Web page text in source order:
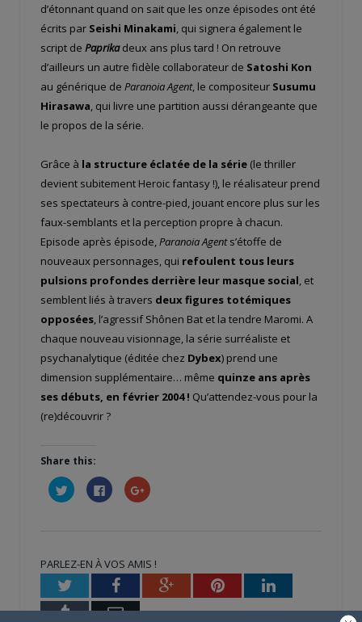
d’étonnant quand on sait que les onze épisodes ont été
écrits par Seishi Minakami , qui signera également le
script de Paprikadeux ans plus tard ! On retrouve
d’ailleurs un autre fidèle collaborateur de Satoshi Kon
au générique de Paranoia Agent, le compositeur Susumu
Hirasawa , qui livre une partition aussi dérangeante que
le propos de la série.
Grâce à la structure éclatée de la série (le thriller
devient subitement Heroic fantasy !), le réalisateur prend
ses spectateurs à contre-pied, jouant encore plus sur les
faux-semblants et la perception propre à chacun.
Episode après épisode,Paranoia Agents’étoffe de
nouveaux personnages, qui refoulent tous leurs
pulsions profondes derrière leur masque social, et
semblent liés à travers deux figures totémiques
opposées, l’agressif Shônen Bat et la tendre Maromi. A
chaque nouveau visionnage, la série surréaliste et
psychanalytique (éditée chez Dybex) prend une
dimension supplémentaire… même quinze ans après
ses débuts, en février 2004 ! Qu’attendez-vous pour la
(re)découvrir ?
Share this:
Cliquez
pour
partager
fenêtre)
Cliquez
pour
partager
fenêtre)
Cliquez
pour
nouvelle
fenêtre)
PARLEZ-EN À VOS AMIS !
TwitterFacebookGoogle+PinterestLinkedIn
Tumblr Email